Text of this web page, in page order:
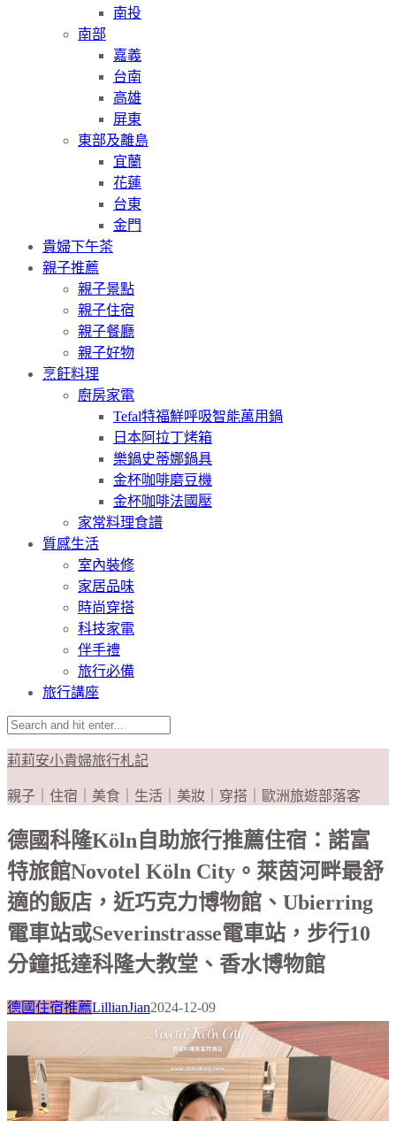
南投
南部
嘉義
台南
高雄
屏東
東部及離島
宜蘭
花蓮
台東
金門
貴婦下午茶
親子推薦
親子景點
親子住宿
親子餐廳
親子好物
烹飪料理
廚房家電
Tefal特福鮮呼吸智能萬用鍋
日本阿拉丁烤箱
樂鍋史蒂娜鍋具
金杯咖啡磨豆機
金杯咖啡法國壓
家常料理食譜
質感生活
室內裝修
家居品味
時尚穿搭
科技家電
伴手禮
旅行必備
旅行講座
莉莉安小貴婦旅行札記
親子｜住宿｜美食｜生活｜美妝｜穿搭｜歐洲旅遊部落客
德國科隆Köln自助旅行推薦住宿：諾富
特旅館Novotel Köln City。萊茵河畔最舒
適的飯店，近巧克力博物館、Ubierring
電車站或Severinstrasse電車站，步行10
分鐘抵達科隆大教堂、香水博物館
德國住宿推薦LillianJian2024-12-09